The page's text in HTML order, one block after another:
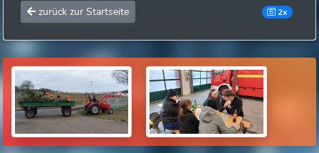
zurück zur Startseite 2x